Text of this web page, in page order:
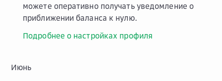
можете оперативно получать уведомление о
приближении баланса к нулю.
Подробнее о настройках профиля
Июнь